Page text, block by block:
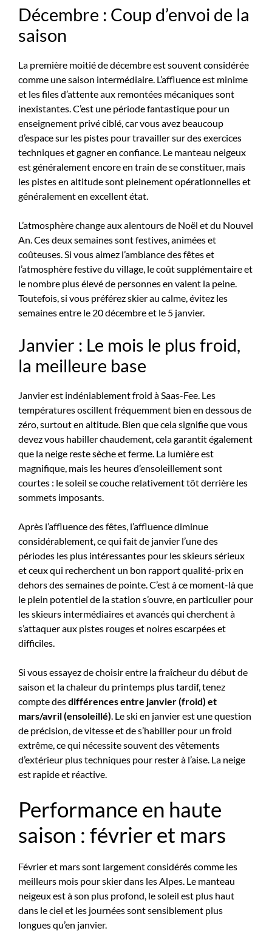
Décembre : Coup d’envoi de la
saison
La première moitié de décembre est souvent considérée
comme une saison intermédiaire. L’affluence est minime
et les files d’attente aux remontées mécaniques sont
inexistantes. C’est une période fantastique pour un
enseignement privé ciblé, car vous avez beaucoup
d’espace sur les pistes pour travailler sur des exercices
techniques et gagner en confiance. Le manteau neigeux
est généralement encore en train de se constituer, mais
les pistes en altitude sont pleinement opérationnelles et
généralement en excellent état.
L’atmosphère change aux alentours de Noël et du Nouvel
An. Ces deux semaines sont festives, animées et
coûteuses. Si vous aimez l’ambiance des fêtes et
l’atmosphère festive du village, le coût supplémentaire et
le nombre plus élevé de personnes en valent la peine.
Toutefois, si vous préférez skier au calme, évitez les
semaines entre le 20 décembre et le 5 janvier.
Janvier : Le mois le plus froid,
la meilleure base
Janvier est indéniablement froid à Saas-Fee. Les
températures oscillent fréquemment bien en dessous de
zéro, surtout en altitude. Bien que cela signifie que vous
devez vous habiller chaudement, cela garantit également
que la neige reste sèche et ferme. La lumière est
magnifique, mais les heures d’ensoleillement sont
courtes : le soleil se couche relativement tôt derrière les
sommets imposants.
Après l’affluence des fêtes, l’affluence diminue
considérablement, ce qui fait de janvier l’une des
périodes les plus intéressantes pour les skieurs sérieux
et ceux qui recherchent un bon rapport qualité-prix en
dehors des semaines de pointe. C’est à ce moment-là que
le plein potentiel de la station s’ouvre, en particulier pour
les skieurs intermédiaires et avancés qui cherchent à
s’attaquer aux pistes rouges et noires escarpées et
difficiles.
Si vous essayez de choisir entre la fraîcheur du début de
saison et la chaleur du printemps plus tardif, tenez
compte desdifférences entre janvier (froid) et
mars/avril (ensoleillé) . Le ski en janvier est une question
de précision, de vitesse et de s’habiller pour un froid
extrême, ce qui nécessite souvent des vêtements
d’extérieur plus techniques pour rester à l’aise. La neige
est rapide et réactive.
Performance en haute
saison : février et mars
Février et mars sont largement considérés comme les
meilleurs mois pour skier dans les Alpes. Le manteau
neigeux est à son plus profond, le soleil est plus haut
dans le ciel et les journées sont sensiblement plus
longues qu’en janvier.